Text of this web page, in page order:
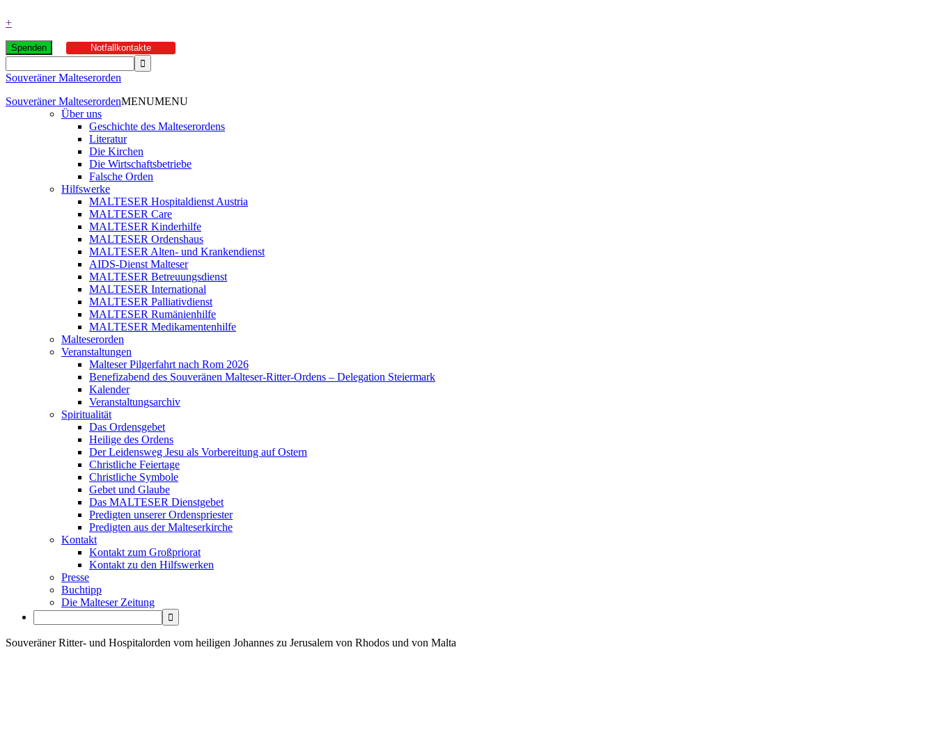
+
Spenden Notfallkontakte
Souveräner Malteserorden
Souveräner MalteserordenMENUMENU
Über uns
Geschichte des Malteserordens
Literatur
Die Kirchen
Die Wirtschaftsbetriebe
Falsche Orden
Hilfswerke
MALTESER Hospitaldienst Austria
MALTESER Care
MALTESER Kinderhilfe
MALTESER Ordenshaus
MALTESER Alten- und Krankendienst
AIDS-Dienst Malteser
MALTESER Betreuungsdienst
MALTESER International
MALTESER Palliativdienst
MALTESER Rumänienhilfe
MALTESER Medikamentenhilfe
Malteserorden
Veranstaltungen
Malteser Pilgerfahrt nach Rom 2026
Benefizabend des Souveränen Malteser-Ritter-Ordens – Delegation Steiermark
Kalender
Veranstaltungsarchiv
Spiritualität
Das Ordensgebet
Heilige des Ordens
Der Leidensweg Jesu als Vorbereitung auf Ostern
Christliche Feiertage
Christliche Symbole
Gebet und Glaube
Das MALTESER Dienstgebet
Predigten unserer Ordenspriester
Predigten aus der Malteserkirche
Kontakt
Kontakt zum Großpriorat
Kontakt zu den Hilfswerken
Presse
Buchtipp
Die Malteser Zeitung
Souveräner Ritter- und Hospitalorden vom heiligen Johannes zu Jerusalem von Rhodos und von Malta